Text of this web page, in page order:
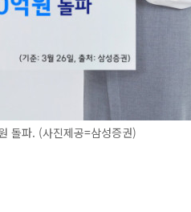
돌파. (사진제공=삼성증권)